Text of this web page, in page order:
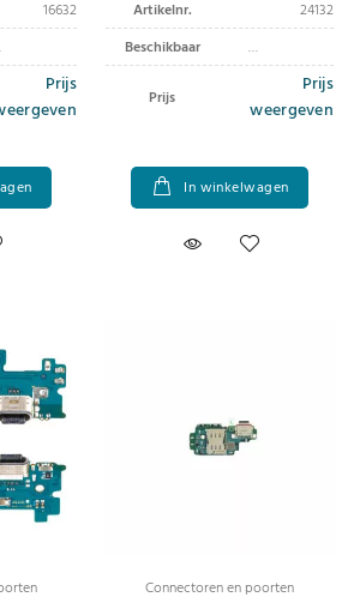
16632
Prijs
Artikelnr.
24132
Beschikbaar
Prijs
Prijs
weergeven
In winkelwagen
Connectoren en poorten